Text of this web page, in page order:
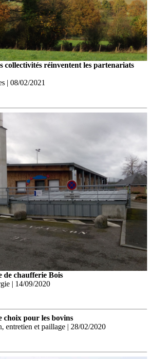
collectivités réinventent les partenariats
| 08/02/2021
de chaufferie Bois
| 14/09/2020
choix pour les bovins
entretien et paillage | 28/02/2020